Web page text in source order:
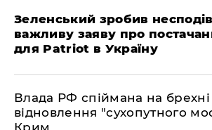
Зеленський зробив
важливу заяву про
для Patriot в Україну
Влада РФ спіймана на
відновлення "сухопутного
Крим